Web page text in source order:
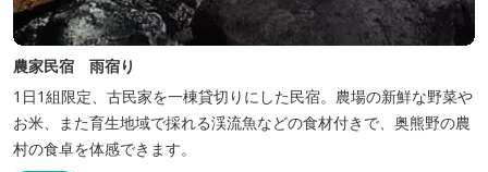
農家民宿 雨宿り
1日1組限定、古民家を一棟貸切りにした民宿。農場の新鮮な野菜や
お米、また育生地域で採れる渓流魚などの食材付きで、奥熊野の農
村の食卓を体感できます。